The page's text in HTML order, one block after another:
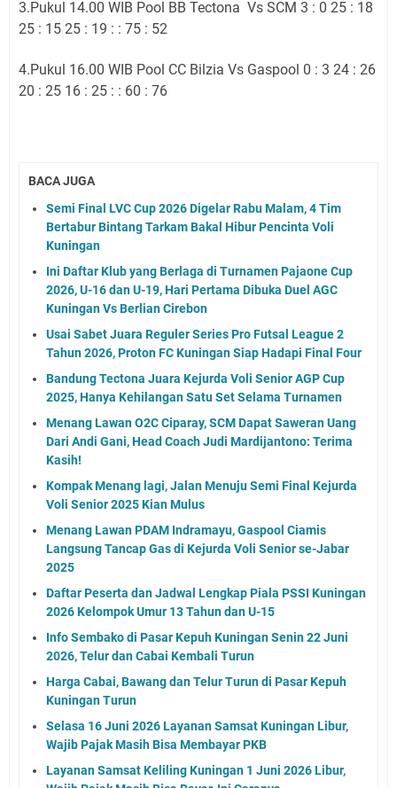
3.Pukul 14.00 WIB Pool BB Tectona Vs SCM 3 : 0 25 : 18
25 : 15 25 : 19 : : 75 : 52
4.Pukul 16.00 WIB Pool CC Bilzia Vs Gaspool 0 : 3 24 : 26
20 : 25 16 : 25 : : 60 : 76
BACA JUGA
Semi Final LVC Cup 2026 Digelar Rabu Malam, 4 Tim
Bertabur Bintang Tarkam Bakal Hibur Pencinta Voli
Kuningan
Ini Daftar Klub yang Berlaga di Turnamen Pajaone Cup
2026, U-16 dan U-19, Hari Pertama Dibuka Duel AGC
Kuningan Vs Berlian Cirebon
Usai Sabet Juara Reguler Series Pro Futsal League 2
Tahun 2026, Proton FC Kuningan Siap Hadapi Final Four
Bandung Tectona Juara Kejurda Voli Senior AGP Cup
2025, Hanya Kehilangan Satu Set Selama Turnamen
Menang Lawan O2C Ciparay, SCM Dapat Saweran Uang
Dari Andi Gani, Head Coach Judi Mardijantono: Terima
Kasih!
Kompak Menang lagi, Jalan Menuju Semi Final Kejurda
Voli Senior 2025 Kian Mulus
Menang Lawan PDAM Indramayu, Gaspool Ciamis
Langsung Tancap Gas di Kejurda Voli Senior se-Jabar
2025
Daftar Peserta dan Jadwal Lengkap Piala PSSI Kuningan
2026 Kelompok Umur 13 Tahun dan U-15
Info Sembako di Pasar Kepuh Kuningan Senin 22 Juni
2026, Telur dan Cabai Kembali Turun
Harga Cabai, Bawang dan Telur Turun di Pasar Kepuh
Kuningan Turun
Selasa 16 Juni 2026 Layanan Samsat Kuningan Libur,
Wajib Pajak Masih Bisa Membayar PKB
Layanan Samsat Keliling Kuningan 1 Juni 2026 Libur,